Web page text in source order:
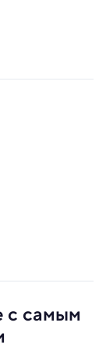
с самым